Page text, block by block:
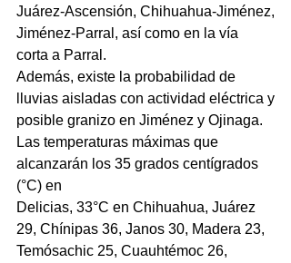
Juárez-Ascensión, Chihuahua-Jiménez,
Jiménez-Parral, así como en la vía
corta a Parral.
Además, existe la probabilidad de
lluvias aisladas con actividad eléctrica y
posible granizo en Jiménez y Ojinaga.
Las temperaturas máximas que
alcanzarán los 35 grados centígrados
(°C) en
Delicias, 33°C en Chihuahua, Juárez
29, Chínipas 36, Janos 30, Madera 23,
Temósachic 25, Cuauhtémoc 26,